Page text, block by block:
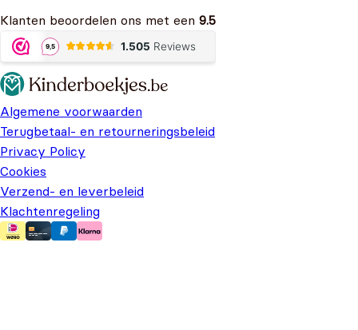
Klanten beoordelen ons met een 9.5
Algemene voorwaarden
Terugbetaal- en retourneringsbeleid
Privacy Policy
Cookies
Verzend- en leverbeleid
Klachtenregeling